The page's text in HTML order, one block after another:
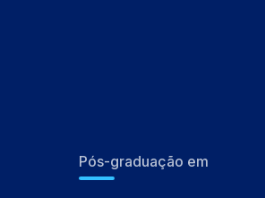
Pós-graduação em